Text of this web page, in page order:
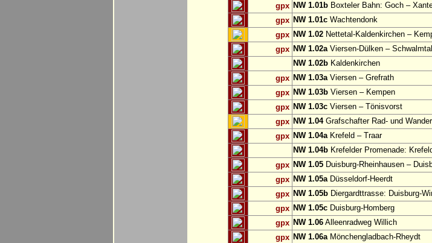
gpx NW 1.01b Boxteler Bahn: Goch –
gpx NW 1.01c Wachtendonk
gpx NW 1.02 Nettetal-Kaldenkirchen –
gpx NW 1.02aViersen-Dülken –
NW 1.02b Kaldenkirchen
gpx NW 1.03aViersen – Grefrath
gpx NW 1.03b Viersen – Kempen
gpx NW 1.03c Viersen – Tönisvorst
gpx NW 1.04Grafschafter Rad- und
gpx NW 1.04aKrefeld – Traar
NW 1.04b Krefelder Promenade:
gpx NW 1.05 Duisburg-Rheinhausen –
gpx NW 1.05aDüsseldorf-Heerdt
gpx NW 1.05b Diergardttrasse: Duisburg-
gpx NW 1.05c Duisburg-Homberg
gpx NW 1.06 Alleenradweg Willich
gpx NW 1.06aMönchengladbach-Rheydt